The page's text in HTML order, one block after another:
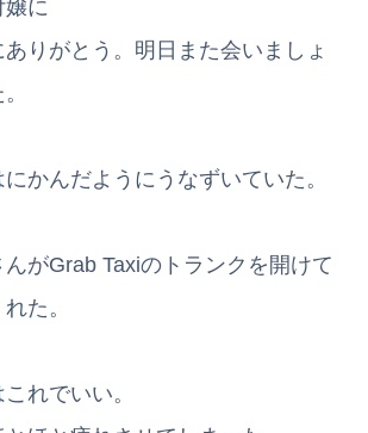
嬢に
ありがとう。明日また会いましょ
かんだようにうなずいていた。
がGrab Taxiのトランクを開けて
た。
れでいい。